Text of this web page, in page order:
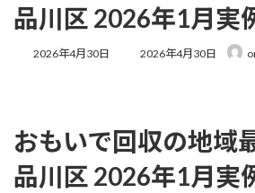
品川区 2026年1月実
2026年4月30日
最
時
:
2026年4月30日
おもいで回収の地域
品川区 2026年1月実